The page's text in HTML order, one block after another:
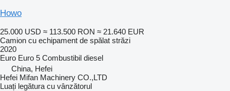
Howo
25.000 USD ≈ 113.500 RON ≈ 21.640 EUR
Camion cu echipament de spălat străzi
2020
Euro Euro 5 Combustibil diesel
China, Hefei
Hefei Mifan Machinery CO.,LTD
Luați legătura cu vânzătorul